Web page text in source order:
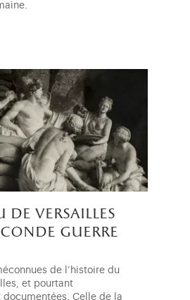
de versailles
guerre
de l’histoire du
et pourtant
Celle de la